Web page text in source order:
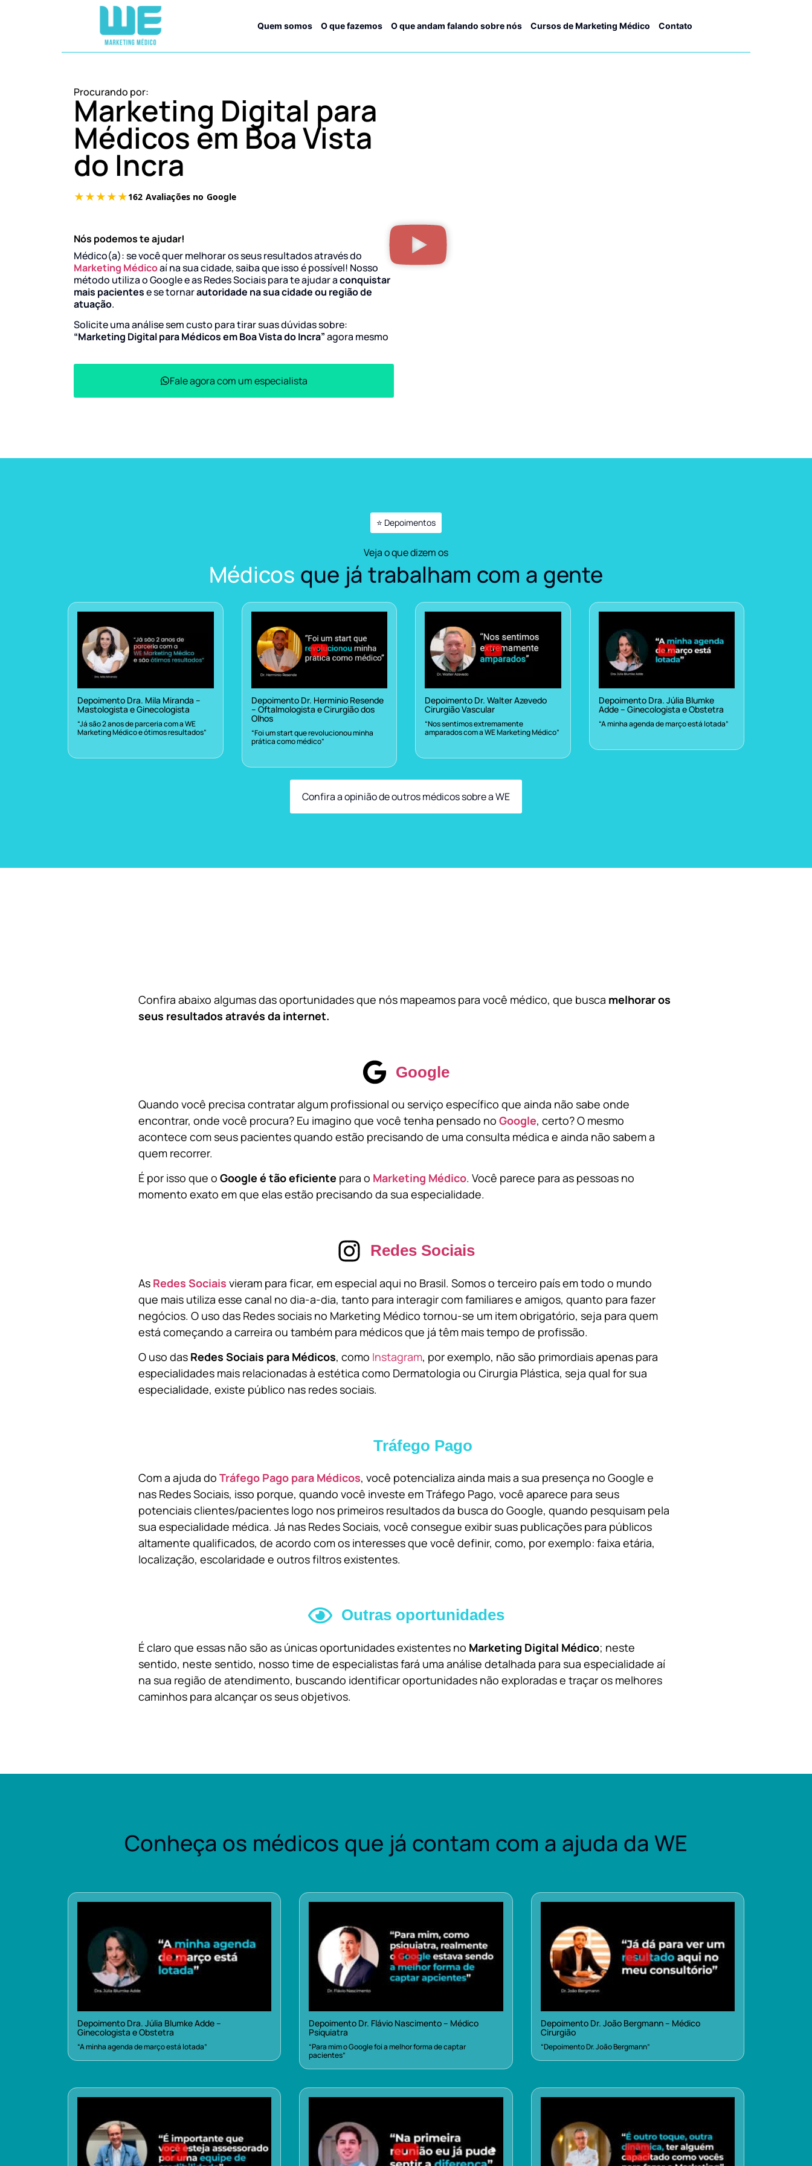
Quem somos O que fazemos O que andam falando sobre nós Cursos de Marketing Médico Contato
Procurando por:
Marketing Digital para
Médicos em Boa Vista
do Incra
Nós podemos te ajudar!
Médico(a): se você quer melhorar os seus resultados através do
Marketing Médicoaí na sua cidade, saiba que isso é possível! Nosso
método utiliza o Google e as Redes Sociais para te ajudar aconquistar
mais pacientese se tornarautoridade na sua cidade ou região de
atuação.
Solicite uma análise sem custo para tirar suas dúvidas sobre:
“Marketing Digital para Médicos em Boa Vista do Incra”agora mesmo
Fale agora com um especialista
⭐ Depoimentos
Veja o que dizem os
Médicos que já trabalham com a gente
Depoimento Dra. Mila Miranda –
Mastologista e Ginecologista
“Já são 2 anos de parceria com a WE
Marketing Médico e ótimos resultados”
Depoimento Dr. Herminio Resende
– Oftalmologista e Cirurgião dos
Olhos
“Foi um start que revolucionou minha
prática como médico”
Depoimento Dr. Walter Azevedo
Cirurgião Vascular
“Nos sentimos extremamente
amparados com a WE Marketing Médico”
Depoimento Dra. Júlia Blumke
Adde – Ginecologista e Obstetra
“A minha agenda de março está lotada”
Confira a opinião de outros médicos sobre a WE
Confira abaixo algumas das oportunidades que nós mapeamos para você médico, que busca melhorar os
seus resultados através da internet.
Google
Quando você precisa contratar algum profissional ou serviço específico que ainda não sabe onde
encontrar, onde você procura? Eu imagino que você tenha pensado no Google, certo? O mesmo
acontece com seus pacientes quando estão precisando de uma consulta médica e ainda não sabem a
quem recorrer.
É por isso que o Google é tão eficiente para o Marketing Médico. Você parece para as pessoas no
momento exato em que elas estão precisando da sua especialidade.
Redes Sociais
As Redes Sociais vieram para ficar, em especial aqui no Brasil. Somos o terceiro país em todo o mundo
que mais utiliza esse canal no dia-a-dia, tanto para interagir com familiares e amigos, quanto para fazer
negócios. O uso das Redes sociais no Marketing Médico tornou-se um item obrigatório, seja para quem
está começando a carreira ou também para médicos que já têm mais tempo de profissão.
O uso das Redes Sociais para Médicos, como Instagram, por exemplo, não são primordiais apenas para
especialidades mais relacionadas à estética como Dermatologia ou Cirurgia Plástica, seja qual for sua
especialidade, existe público nas redes sociais.
Tráfego Pago
Com a ajuda do Tráfego Pago para Médicos, você potencializa ainda mais a sua presença no Google e
nas Redes Sociais, isso porque, quando você investe em Tráfego Pago, você aparece para seus
potenciais clientes/pacientes logo nos primeiros resultados da busca do Google, quando pesquisam pela
sua especialidade médica. Já nas Redes Sociais, você consegue exibir suas publicações para públicos
altamente qualificados, de acordo com os interesses que você definir, como, por exemplo: faixa etária,
localização, escolaridade e outros filtros existentes.
Outras oportunidades
É claro que essas não são as únicas oportunidades existentes no Marketing Digital Médico; neste
sentido, neste sentido, nosso time de especialistas fará uma análise detalhada para sua especialidade aí
na sua região de atendimento, buscando identificar oportunidades não exploradas e traçar os melhores
caminhos para alcançar os seus objetivos.
Conheça os médicos que já contam com a ajuda da WE
Depoimento Dra. Júlia Blumke Adde –
Ginecologista e Obstetra
“A minha agenda de março está lotada”
Depoimento Dr. Flávio Nascimento – Médico
Psiquiatra
“Para mim o Google foi a melhor forma de captar
pacientes”
Depoimento Dr. João Bergmann – Médico
Cirurgião
“Depoimento Dr. João Bergmann”